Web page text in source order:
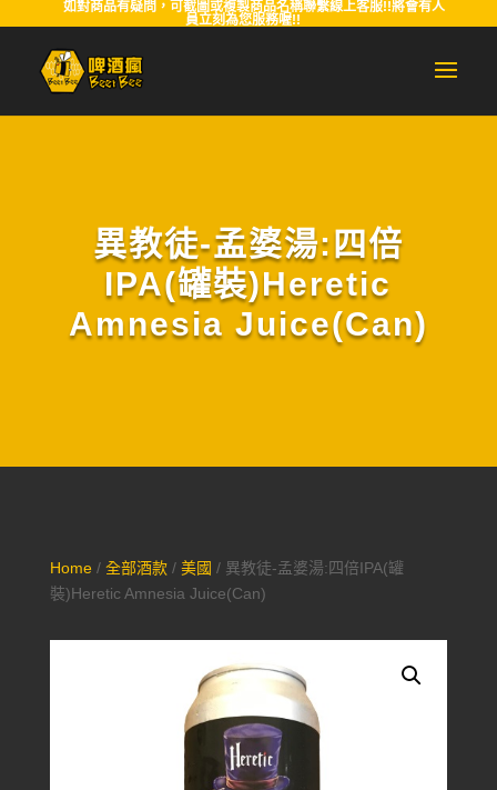
如對商品有疑問，可截圖或複製商品名稱聯繫線上客服!!將會有人
員立刻為您服務喔!!
異教徒-孟婆湯:四倍
IPA(罐裝)Heretic
Amnesia Juice(Can)
Home/ 全部酒款/ 美國 / 異教徒-孟婆湯:四倍IPA(罐
裝)Heretic Amnesia Juice(Can)